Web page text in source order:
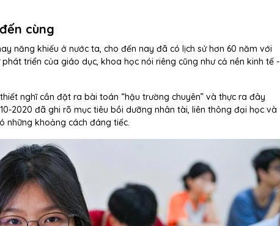
cùng
năng khiếu ở nước ta, cho đến nay đã có lịch sử hơn 60 năm với
triển của giáo dục, khoa học nói riêng cũng như cả nền kinh tế -
nghĩ cần đặt ra bài toán “hậu trường chuyên” và thực ra đây
2020 đã ghi rõ mục tiêu bồi dưỡng nhân tài, liên thông đại học và
những khoảng cách đáng tiếc.